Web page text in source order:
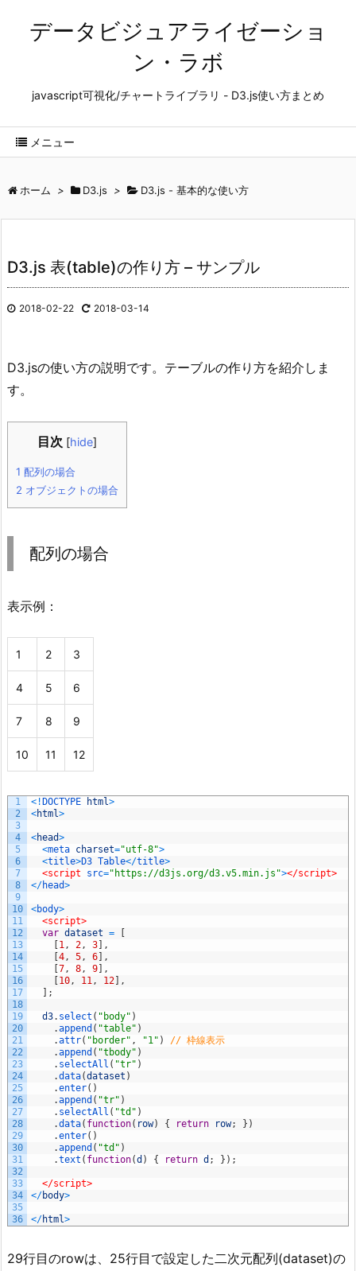
データビジュアライゼーショ
ン・ラボ
javascript可視化/チャートライブラリ - D3.js使い方まとめ
メニュー
ホーム > D3.js > D3.js - 基本的な使い方
D3.js 表(table)の作り方 – サンプル
2018-02-22 2018-03-14
D3.jsの使い方の説明です。テーブルの作り方を紹介しま
す。
目次 [hide]
1 配列の場合
2 オブジェクトの場合
配列の場合
表示例：
1 2 3
4 5 6
7 8 9
10 11 12
1
2
3
4
5
6
7
8
9
10
11
12
13
14
15
16
17
18
19
20
21
22
23
24
25
26
27
28
29
30
31
32
33
34
35
36
< ! DOCTYPE html>
<html>
<head>
<meta charset="utf-8">
<title>D3 Table</title>
<script src="https://d3js.org/d3.v5.min.js"></script>
</head>
<body>
<script>
var dataset =
1, 2, 3
,
4, 5, 6
,
7, 8, 9
,
10, 11, 12
,
;
d3. select ( "body" )
.append ( "table" )
.attr( "border" , "1" )
// 枠線表示
.append ( "tbody" )
. selectAll ( "tr" )
.data(dataset )
.enter( )
.append ( "tr" )
. selectAll ( "td" )
.data( function( row) { return row; } )
.enter( )
.append ( "td" )
.text ( function(d ) { return d ; } ) ;
</script>
</body>
</html>
29行目のrowは、25行目で設定した二次元配列(dataset)の